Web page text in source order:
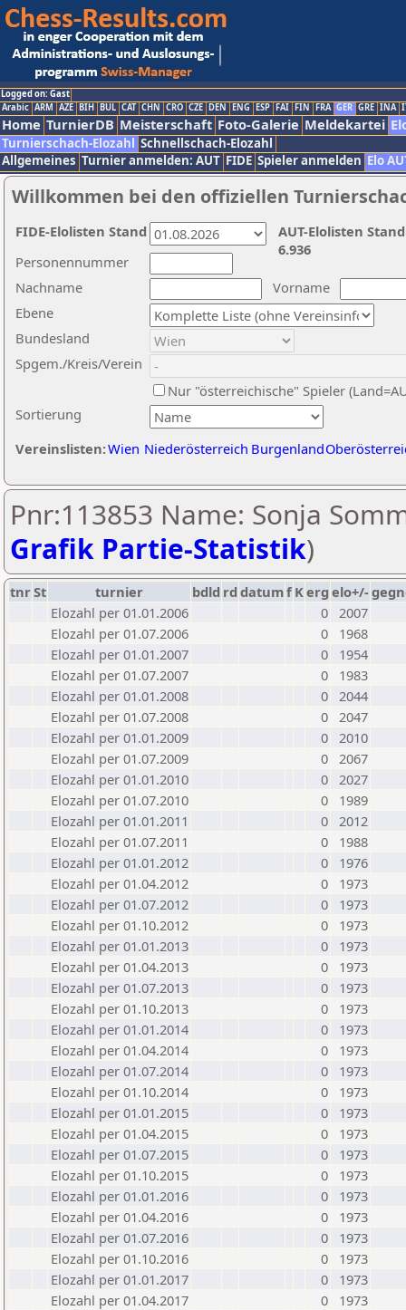
Logged on: Gast
Arabic ARM AZE BIH BUL CAT CHN CRO CZE DEN ENG ESP FAI FIN FRA GER GRE INA
Home TurnierDB Meisterschaft Foto-Galerie Meldekartei
Turnierschach-Elozahl Schnellschach-Elozahl
Allgemeines Turnier anmelden: AUT FIDE Spieler anmelden Elo
Willkommen bei den offiziellen
Nachname
Vorname
Ebene
Sortierung
Personennummer
Bundesland
Spgem./Kreis/Verein
Nur "österreichische" Spieler
Vereinslisten:Wien Niederösterreich Burgenland
AUT-Elolisten
6.936
FIDE-Elolisten Stand
Pnr:113853 Name: Sonja
Grafik Partie-Statistik)
tnrSt turnier bdld rd datumf Kerg elo+/-
Elozahl per 01.01.2006
0 2007
Elozahl per 01.07.2006
0
1968
Elozahl per 01.01.2007
0
1954
Elozahl per 01.07.2007
0
1983
Elozahl per 01.01.2008
0 2044
Elozahl per 01.07.2008
0 2047
Elozahl per 01.01.2009
0 2010
Elozahl per 01.07.2009
0 2067
Elozahl per 01.01.2010
0 2027
Elozahl per 01.07.2010
0
1989
Elozahl per 01.01.2011
0 2012
Elozahl per 01.07.2011
0
1988
Elozahl per 01.01.2012
0
1976
Elozahl per 01.04.2012
0
1973
Elozahl per 01.07.2012
0
1973
Elozahl per 01.10.2012
0
1973
Elozahl per 01.01.2013
0
1973
Elozahl per 01.04.2013
0
1973
Elozahl per 01.07.2013
0
1973
Elozahl per 01.10.2013
0
1973
Elozahl per 01.01.2014
0
1973
Elozahl per 01.04.2014
0
1973
Elozahl per 01.07.2014
0
1973
Elozahl per 01.10.2014
0
1973
Elozahl per 01.01.2015
0
1973
Elozahl per 01.04.2015
0
1973
Elozahl per 01.07.2015
0
1973
Elozahl per 01.10.2015
0
1973
Elozahl per 01.01.2016
0
1973
Elozahl per 01.04.2016
0
1973
Elozahl per 01.07.2016
0
1973
Elozahl per 01.10.2016
0
1973
Elozahl per 01.01.2017
0
1973
Elozahl per 01.04.2017
0
1973